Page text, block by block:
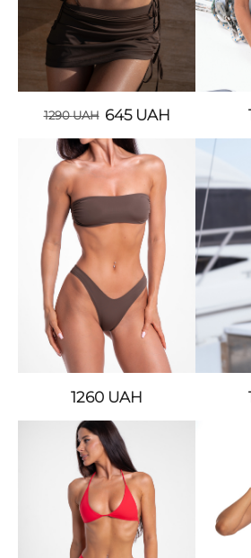
1290UAH 645 UAH
1260 UAH